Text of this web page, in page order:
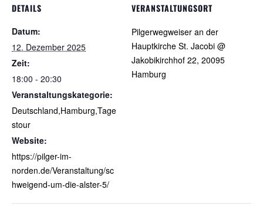
DETAILS
Datum:
12. Dezember 2025
Zeit:
18:00 - 20:30
Veranstaltungskategorie:
Deutschland,Hamburg,Tage
stour
Website:
https://pilger-im-
norden.de/Veranstaltung/sc
hweigend-um-die-alster-5/
VERANSTALTUNGSORT
Pilgerwegweiser an der
Hauptkirche St. Jacobi @
Jakobikirchhof 22, 20095
Hamburg